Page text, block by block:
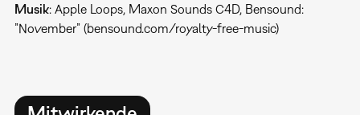
Musik: Apple Loops, Maxon Sounds C4D, Bensound:
”November” (bensound.com/royalty-free-music)